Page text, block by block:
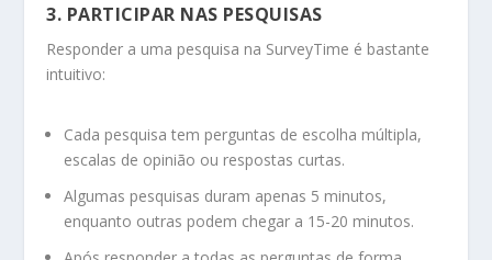
3. PARTICIPAR NAS PESQUISAS
Responder a uma pesquisa na SurveyTime é bastante
intuitivo:
Cada pesquisa tem perguntas de escolha múltipla,
escalas de opinião ou respostas curtas.
Algumas pesquisas duram apenas 5 minutos,
enquanto outras podem chegar a 15-20 minutos.